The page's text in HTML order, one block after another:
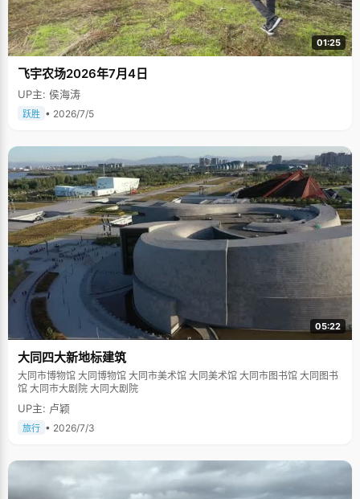
01:25
飞宇农场2026年7月4日
UP主: 侯海涛
跃胜 • 2026/7/5
05:22
大同四大新地标建筑
大同市博物馆 大同博物馆 大同市美术馆 大同美术馆 大同市图书馆 大同图书
馆 大同市大剧院 大同大剧院
UP主: 卢颖
旅行 • 2026/7/3